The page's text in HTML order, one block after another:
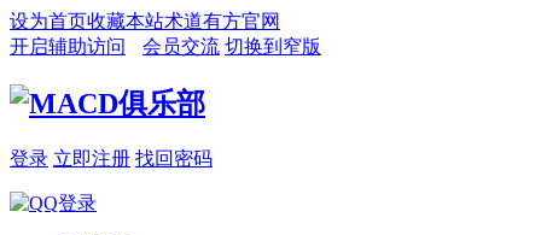
设为首页收藏本站术道有方官网
开启辅助访问
会员交流 切换到窄版
登录 立即注册 找回密码